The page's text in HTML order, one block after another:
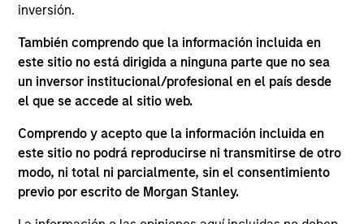
inversión.
También comprendo que la información incluida en
este sitio no está dirigida a ninguna parte que no sea
un inversor institucional/profesional en el país desde
el que se accede al sitio web.
Comprendo y acepto que la información incluida en
este sitio no podrá reproducirse ni transmitirse de otro
modo, ni total ni parcialmente, sin el consentimiento
previo por escrito de Morgan Stanley.
Emerging Markets Equity Team
Asia Ex Japan Equity Strategy
Core portfolio of quality holdings with
growth tilt in Asia (excluding Japan),
integrating top down country / thematic
allocation with structural bottom-up growth